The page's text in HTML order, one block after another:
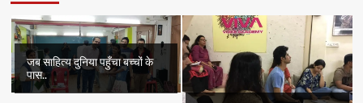
जब साहित्य दुनिया पहुँचा बच्चों के
पास..